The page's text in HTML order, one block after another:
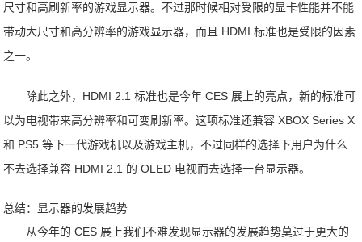
尺寸和高刷新率的游戏显示器。不过那时候相对受限的显卡性能并不能
带动大尺寸和高分辨率的游戏显示器，而且 HDMI 标准也是受限的因素
之一。
除此之外，HDMI 2.1 标准也是今年 CES 展上的亮点，新的标准可
以为电视带来高分辨率和可变刷新率。这项标准还兼容 XBOX Series X
和 PS5 等下一代游戏机以及游戏主机，不过同样的选择下用户为什么
不去选择兼容 HDMI 2.1 的 OLED 电视而去选择一台显示器。
总结：显示器的发展趋势
从今年的 CES 展上我们不难发现显示器的发展趋势莫过于更大的